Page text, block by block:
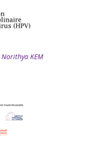
Norithya KEM